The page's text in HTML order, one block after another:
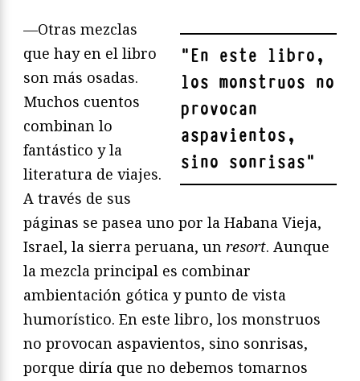
"En este libro,
los monstruos no
provocan
aspavientos,
sino sonrisas"
—Otras mezclas
que hay en el libro
son más osadas.
Muchos cuentos
combinan lo
fantástico y la
literatura de viajes.
A través de sus
páginas se pasea uno por la Habana Vieja,
Israel, la sierra peruana, un resort. Aunque
la mezcla principal es combinar
ambientación gótica y punto de vista
humorístico. En este libro, los monstruos
no provocan aspavientos, sino sonrisas,
porque diría que no debemos tomarnos